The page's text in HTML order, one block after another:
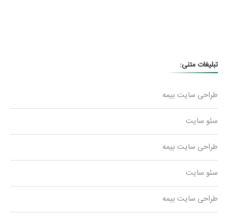
تبلیغات متنی:
طراحی سایت بیمه
سئو سایت
طراحی سایت بیمه
سئو سایت
طراحی سایت بیمه